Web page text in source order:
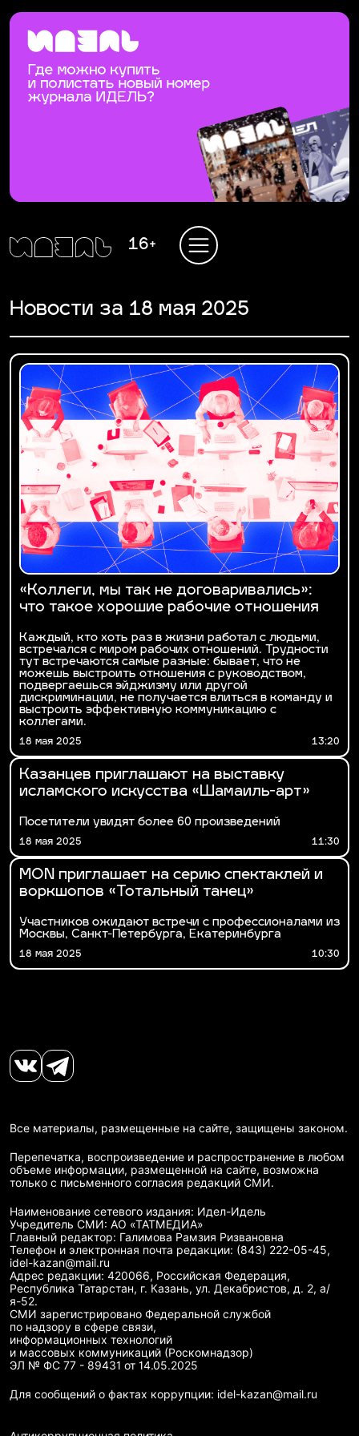
16+
Новости за 18 мая 2025
«Коллеги, мы так не договаривались»:
что такое хорошие рабочие отношения
Каждый, кто хоть раз в жизни работал с людьми,
встречался с миром рабочих отношений. Трудности
тут встречаются самые разные: бывает, что не
можешь выстроить отношения с руководством,
подвергаешься эйджизму или другой
дискриминации, не получается влиться в команду и
выстроить эффективную коммуникацию с
коллегами.
18 мая 2025 13:20
Казанцев приглашают на выставку
исламского искусства «Шамаиль-арт»
Посетители увидят более 60 произведений
18 мая 2025 11:30
MOÑ приглашает на серию спектаклей и
воркшопов «Тотальный танец»
Участников ожидают встречи с профессионалами из
Москвы, Санкт-Петербурга, Екатеринбурга
18 мая 2025 10:30
Все материалы, размещенные на сайте, защищены законом.
Перепечатка, воспроизведение и распространение в любом
объеме информации, размещенной на сайте, возможна
только с письменного согласия редакций СМИ.
Наименование сетевого издания: Идел-Идель
Учредитель СМИ: АО «ТАТМЕДИА»
Главный редактор: Галимова Рамзия Ризвановна
Телефон и электронная почта редакции: (843) 222-05-45,
idel-kazan@mail.ru
Адрес редакции: 420066, Российская Федерация,
Республика Татарстан, г. Казань, ул. Декабристов, д. 2, а/
я-52.
СМИ зарегистрировано Федеральной службой
по надзору в сфере связи,
информационных технологий
и массовых коммуникаций (Роскомнадзор)
ЭЛ № ФС 77 - 89431 от 14.05.2025
Для сообщений о фактах коррупции: idel-kazan@mail.ru